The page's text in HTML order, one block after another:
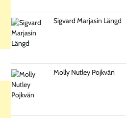
Sigvard Marjasin Längd
Molly Nutley Pojkvän